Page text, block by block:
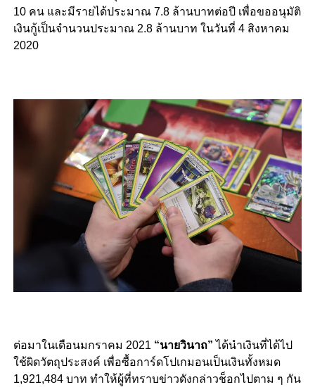
10 คน และมีรายได้ประมาณ 7.8 ล้านบาทต่อปี เพื่อขออนุมัติ
เงินกู้เป็นจำนวนประมาณ 2.8 ล้านบาท ในวันที่ 4 สิงหาคม
2020
ต่อมาในเดือนมกราคม 2021 “นายวินาถ” ได้นำเงินที่ได้ไป
ใช้ผิดวัตถุประสงค์ เพื่อซื้อการ์ดโปเกมอนเป็นเงินทั้งหมด
1,921,484 บาท ทำให้ผู้ที่ทราบข่าวดังกล่าวช็อกไปตาม ๆ กัน